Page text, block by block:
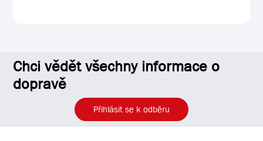
Chci vědět všechny informace o
dopravě
Přihlásit se k odběru